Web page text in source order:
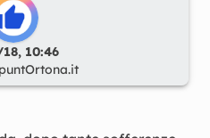
10:46
puntOrtona.it